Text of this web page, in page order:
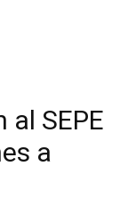
SEPE
a